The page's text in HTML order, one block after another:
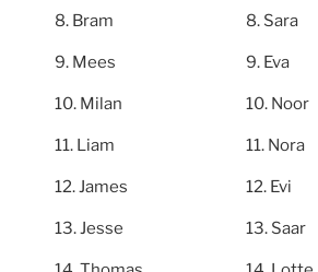
Bram
Mees
Milan
Liam
James
Jesse
Sara
Eva
Noor
Nora
Evi
Saar